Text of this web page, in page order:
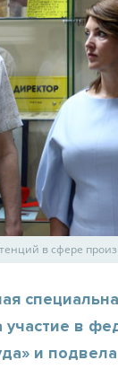
в сфере
в
и